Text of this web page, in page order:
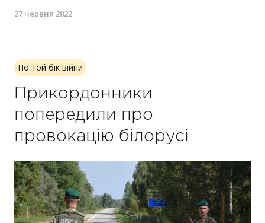
27 червня 2022
По той бік війни
Прикордонники
попередили про
провокацію білорусі